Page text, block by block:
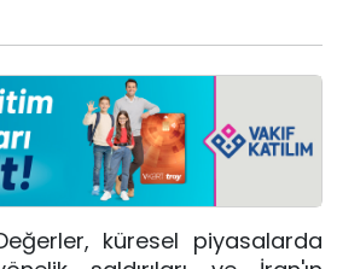
küresel piyasalarda